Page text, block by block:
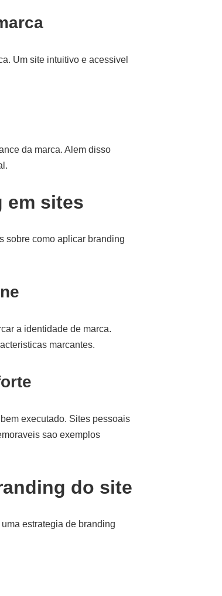
Um site intuitivo e acessivel
da marca. Alem disso
em sites
sobre como aplicar branding
a identidade de marca.
marcantes.
executado. Sites pessoais
sao exemplos
do site
estrategia de branding